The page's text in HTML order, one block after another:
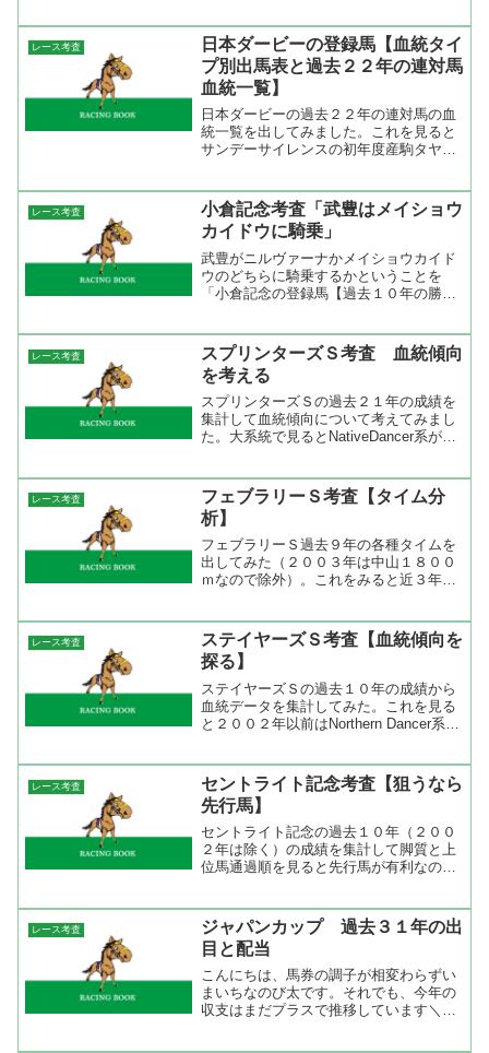
同じ傾向にある。２２００ｍで行われる
宝塚記念は距離が近い京都...
レース考査
日本ダービーの登録馬【血統タイ
プ別出馬表と過去２２年の連対馬
血統一覧】
日本ダービーの過去２２年の連対馬の血
統一覧を出してみました。これを見ると
サンデーサイレンスの初年度産駒タヤス
げている。しかし、サンデーサイレンス
系が全く連対出来ない年も...
レース考査
小倉記念考査「武豊はメイショウ
カイドウに騎乗」
武豊がニルヴァーナかメイショウカイド
ウのどちらに騎乗するかということを
「小倉記念の登録馬【過去１０年の勝ち
っているようです。この乗り替わりな何
故気になるかというと武豊が...
レース考査
スプリンターズＳ考査 血統傾向
を考える
スプリンターズＳの過去２１年の成績を
集計して血統傾向について考えてみまし
た。大系統で見るとNativeDancer系がト
偏りがない。ただ、...
レース考査
フェブラリーＳ考査【タイム分
析】
フェブラリーＳ過去９年の各種タイムを
出してみた（２００３年は中山１８００
ｍなので除外）。これをみると近３年は
いタイムの決着になりやすい。それを象
徴するのが前半３ハロンタ...
レース考査
ステイヤーズＳ考査【血統傾向を
探る】
ステイヤーズＳの過去１０年の成績から
血統データを集計してみた。これを見る
と２００２年以前はNorthern Dancer系、
をみると近年はNorthern Da...
レース考査
セントライト記念考査【狙うなら
先行馬】
セントライト記念の過去１０年（２００
２年は除く）の成績を集計して脚質と上
位馬通過順を見ると先行馬が有利なのが
対は１頭だけ。出来れば４コーナー５番
手以内が理想的。これは、...
レース考査
ジャパンカップ 過去３１年の出
目と配当
こんにちは、馬券の調子が相変わらずい
まいちなのび太です。それでも、今年の
収支はまだプラスで推移しています＼